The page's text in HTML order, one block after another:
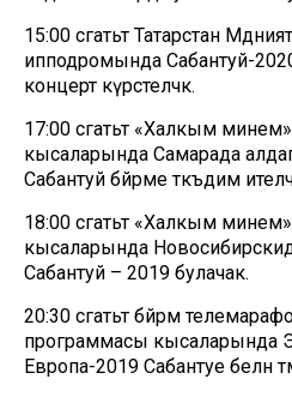
15:00 сәгатьтә Татарстан
ипподромында Сабантуй-
концерт күрсәтеләчәк.
17:00 сәгатьтә «Халкым
кысаларында Самарада
Сабантуй бәйрәме тәкъдим
18:00 сәгатьтә «Халкым
кысаларында
Сабантуй – 2019 булачак.
20:30 сәгатьтә бәйрәм
программасы кысаларында
Европа-2019 Сабантуе белән